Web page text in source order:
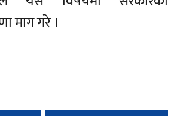
माग गरे ।